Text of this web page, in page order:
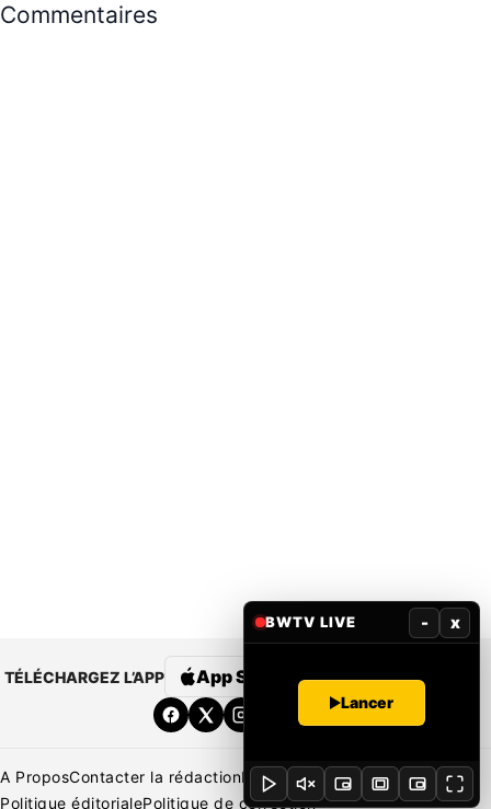
Commentaires
TÉLÉCHARGEZ L’APP App Store Google Play
A ProposContacter la rédactionRédaction Mentions légales
Politique éditorialePolitique de correction
BWTV LIVE - x
Lancer